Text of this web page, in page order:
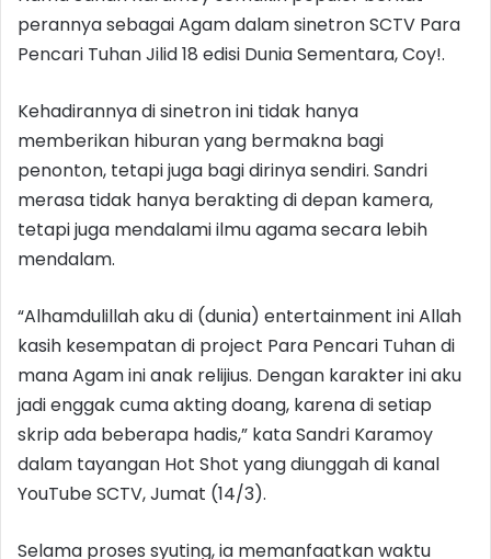
perannya sebagai Agam dalam sinetron SCTV Para
Pencari Tuhan Jilid 18 edisi Dunia Sementara, Coy!.
Kehadirannya di sinetron ini tidak hanya
memberikan hiburan yang bermakna bagi
penonton, tetapi juga bagi dirinya sendiri. Sandri
merasa tidak hanya berakting di depan kamera,
tetapi juga mendalami ilmu agama secara lebih
mendalam.
“Alhamdulillah aku di (dunia) entertainment ini Allah
kasih kesempatan di project Para Pencari Tuhan di
mana Agam ini anak relijius. Dengan karakter ini aku
jadi enggak cuma akting doang, karena di setiap
skrip ada beberapa hadis,” kata Sandri Karamoy
dalam tayangan Hot Shot yang diunggah di kanal
YouTube SCTV, Jumat (14/3).
Selama proses syuting, ia memanfaatkan waktu